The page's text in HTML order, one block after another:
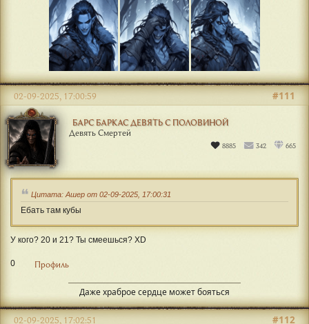
БАРС БАРКАС ДЕВЯТЬ С ПОЛОВИНОЙ
Девять Смертей
8885 342 665
#111
02-09-2025, 17:00:59
Цитата: Ашер от 02-09-2025, 17:00:31
Ебать там кубы
У кого? 20 и 21? Ты смеешься? XD
0 Профиль
Даже храброе сердце может бояться
#112
02-09-2025, 17:02:51